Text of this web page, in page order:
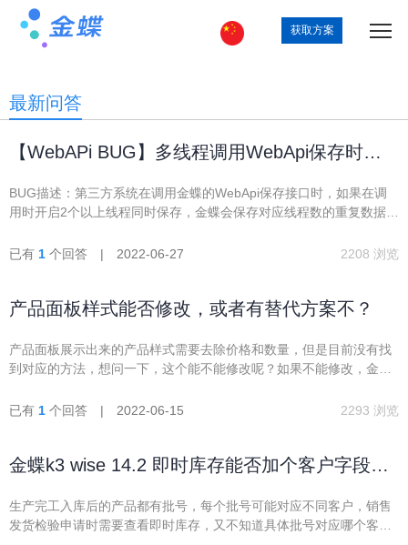
获取方案
最新问答
【WebAPi BUG】多线程调用WebApi保存时，
BUG描述：第三方系统在调用金蝶的WebApi保存接口时，如果在调
用时开启2个以上线程同时保存，金蝶会保存对应线程数的重复数据
数据时会出现，希望总部能解决这个BUG。金蝶版本是
已有 1 个回答 | 2022-06-27 2208 浏览
产品面板样式能否修改，或者有替代方案不？
产品面板展示出来的产品样式需要去除价格和数量，但是目前没有找
到对应的方法，想问一下，这个能不能修改呢？如果不能修改，金蝶
已有 1 个回答 | 2022-06-15 2293 浏览
金蝶k3 wise 14.2 即时库存能否加个客户字段？
生产完工入库后的产品都有批号，每个批号可能对应不同客户，销售
发货检验申请时需要查看即时库存，又不知道具体批号对应哪个客